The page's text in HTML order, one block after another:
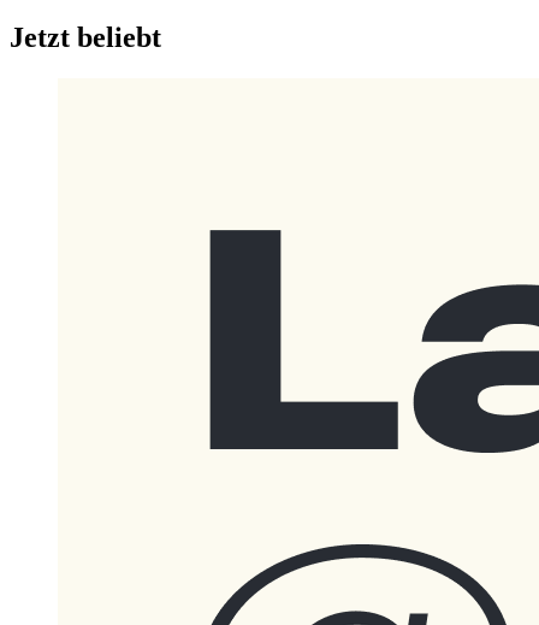
Jetzt beliebt